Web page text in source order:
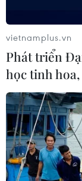
vietnamplus.vn
Phát triển
học tinh